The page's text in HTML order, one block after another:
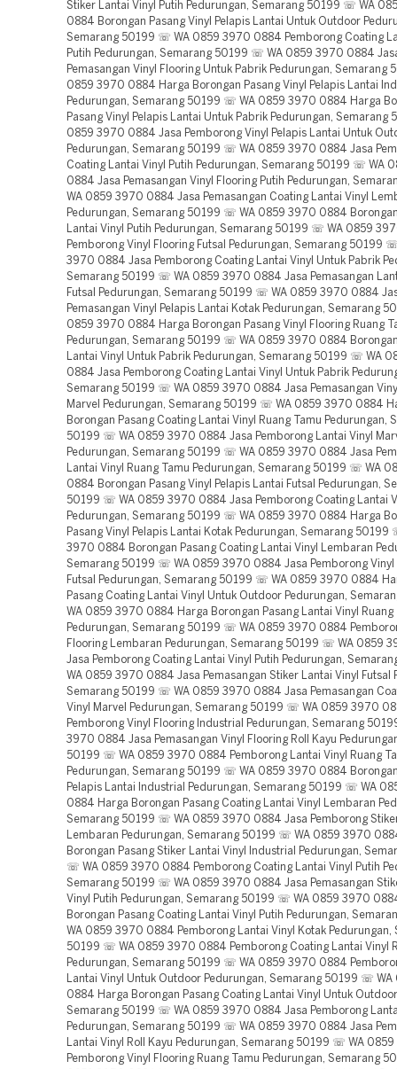
Stiker Lantai Vinyl Putih Pedurungan, Semarang 50199 ☏ WA
0884 Borongan Pasang Vinyl Pelapis Lantai Untuk Outdoor
Semarang 50199 ☏ WA 0859 3970 0884 Pemborong Coating
Putih Pedurungan, Semarang 50199 ☏ WA 0859 3970 0884
Pemasangan Vinyl Flooring Untuk Pabrik Pedurungan, Semarang
0859 3970 0884 Harga Borongan Pasang Vinyl Pelapis Lantai
Pedurungan, Semarang 50199 ☏ WA 0859 3970 0884 Harga
Pasang Vinyl Pelapis Lantai Untuk Pabrik Pedurungan,
0859 3970 0884 Jasa Pemborong Vinyl Pelapis Lantai Untuk
Pedurungan, Semarang 50199 ☏ WA 0859 3970 0884 Jasa
Coating Lantai Vinyl Putih Pedurungan, Semarang 50199 ☏ WA
0884 Jasa Pemasangan Vinyl Flooring Putih Pedurungan,
WA 0859 3970 0884 Jasa Pemasangan Coating Lantai Vinyl
Pedurungan, Semarang 50199 ☏ WA 0859 3970 0884
Lantai Vinyl Putih Pedurungan, Semarang 50199 ☏ WA 0859
Pemborong Vinyl Flooring Futsal Pedurungan, Semarang 50199
3970 0884 Jasa Pemborong Coating Lantai Vinyl Untuk Pabrik
Semarang 50199 ☏ WA 0859 3970 0884 Jasa Pemasangan
Futsal Pedurungan, Semarang 50199 ☏ WA 0859 3970 0884
Pemasangan Vinyl Pelapis Lantai Kotak Pedurungan, Semarang
0859 3970 0884 Harga Borongan Pasang Vinyl Flooring Ruang
Pedurungan, Semarang 50199 ☏ WA 0859 3970 0884
Lantai Vinyl Untuk Pabrik Pedurungan, Semarang 50199 ☏ WA
0884 Jasa Pemborong Coating Lantai Vinyl Untuk Pabrik
Semarang 50199 ☏ WA 0859 3970 0884 Jasa Pemasangan
Marvel Pedurungan, Semarang 50199 ☏ WA 0859 3970 0884
Borongan Pasang Coating Lantai Vinyl Ruang Tamu Pedurungan,
50199 ☏ WA 0859 3970 0884 Jasa Pemborong Lantai Vinyl
Pedurungan, Semarang 50199 ☏ WA 0859 3970 0884 Jasa
Lantai Vinyl Ruang Tamu Pedurungan, Semarang 50199 ☏ WA
0884 Borongan Pasang Vinyl Pelapis Lantai Futsal Pedurungan,
50199 ☏ WA 0859 3970 0884 Jasa Pemborong Coating Lantai
Pedurungan, Semarang 50199 ☏ WA 0859 3970 0884 Harga
Pasang Vinyl Pelapis Lantai Kotak Pedurungan, Semarang
3970 0884 Borongan Pasang Coating Lantai Vinyl Lembaran
Semarang 50199 ☏ WA 0859 3970 0884 Jasa Pemborong Vinyl
Futsal Pedurungan, Semarang 50199 ☏ WA 0859 3970 0884
Pasang Coating Lantai Vinyl Untuk Outdoor Pedurungan,
WA 0859 3970 0884 Harga Borongan Pasang Lantai Vinyl Ruang
Pedurungan, Semarang 50199 ☏ WA 0859 3970 0884
Flooring Lembaran Pedurungan, Semarang 50199 ☏ WA 0859
Jasa Pemborong Coating Lantai Vinyl Putih Pedurungan,
WA 0859 3970 0884 Jasa Pemasangan Stiker Lantai Vinyl Futsal
Semarang 50199 ☏ WA 0859 3970 0884 Jasa Pemasangan
Vinyl Marvel Pedurungan, Semarang 50199 ☏ WA 0859 3970
Pemborong Vinyl Flooring Industrial Pedurungan, Semarang
3970 0884 Jasa Pemasangan Vinyl Flooring Roll Kayu
50199 ☏ WA 0859 3970 0884 Pemborong Lantai Vinyl Ruang
Pedurungan, Semarang 50199 ☏ WA 0859 3970 0884
Pelapis Lantai Industrial Pedurungan, Semarang 50199 ☏ WA
0884 Harga Borongan Pasang Coating Lantai Vinyl Lembaran
Semarang 50199 ☏ WA 0859 3970 0884 Jasa Pemborong
Lembaran Pedurungan, Semarang 50199 ☏ WA 0859 3970
Borongan Pasang Stiker Lantai Vinyl Industrial Pedurungan,
☏ WA 0859 3970 0884 Pemborong Coating Lantai Vinyl Putih
Semarang 50199 ☏ WA 0859 3970 0884 Jasa Pemasangan
Vinyl Putih Pedurungan, Semarang 50199 ☏ WA 0859 3970
Borongan Pasang Coating Lantai Vinyl Putih Pedurungan,
WA 0859 3970 0884 Pemborong Lantai Vinyl Kotak Pedurungan,
50199 ☏ WA 0859 3970 0884 Pemborong Coating Lantai Vinyl
Pedurungan, Semarang 50199 ☏ WA 0859 3970 0884
Lantai Vinyl Untuk Outdoor Pedurungan, Semarang 50199 ☏
0884 Harga Borongan Pasang Coating Lantai Vinyl Untuk
Semarang 50199 ☏ WA 0859 3970 0884 Jasa Pemborong
Pedurungan, Semarang 50199 ☏ WA 0859 3970 0884 Jasa
Lantai Vinyl Roll Kayu Pedurungan, Semarang 50199 ☏ WA
Pemborong Vinyl Flooring Ruang Tamu Pedurungan, Semarang